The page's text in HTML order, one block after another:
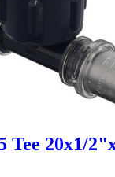
Tee 20x1/